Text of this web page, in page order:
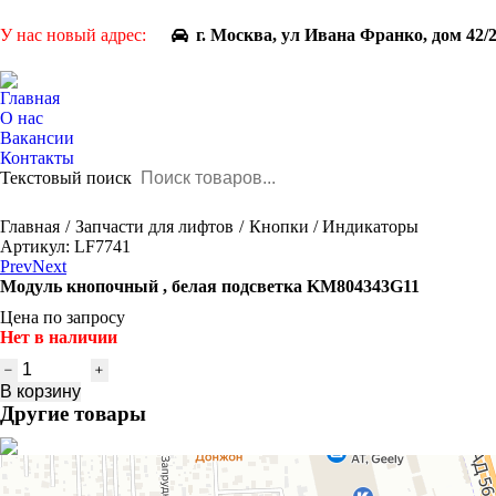
У нас новый адрес: г. Москва, ул Ивана Франко, дом 42/2
Главная
О нас
Вакансии
Контакты
Текстовый поиск
You are here:
Главная Запчасти для лифтов
Кнопки / Индикаторы
Артикул: LF7741
PrevNext
Модуль кнопочный , белая подсветка KM804343G11
Цена по запросу
Нет в наличии
Количество
товара
Модуль
кнопочный
,
белая
подсветка
В корзину
Другие товары